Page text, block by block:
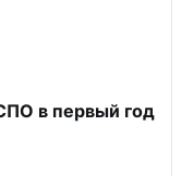
в первый год